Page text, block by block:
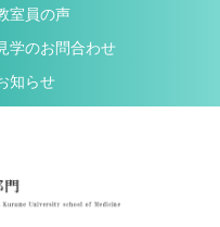
室員の声
学のお問合わせ
知らせ